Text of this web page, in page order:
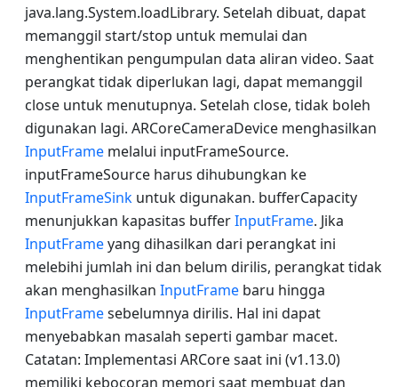
java.lang.System.loadLibrary. Setelah dibuat, dapat
memanggil start/stop untuk memulai dan
menghentikan pengumpulan data aliran video. Saat
perangkat tidak diperlukan lagi, dapat memanggil
close untuk menutupnya. Setelah close, tidak boleh
digunakan lagi. ARCoreCameraDevice menghasilkan
InputFrame melalui inputFrameSource.
inputFrameSource harus dihubungkan ke
InputFrameSink untuk digunakan. bufferCapacity
menunjukkan kapasitas bufferInputFrame. Jika
InputFrameyang dihasilkan dari perangkat ini
melebihi jumlah ini dan belum dirilis, perangkat tidak
akan menghasilkan InputFrame baru hingga
InputFramesebelumnya dirilis. Hal ini dapat
menyebabkan masalah seperti gambar macet.
Catatan: Implementasi ARCore saat ini (v1.13.0)
memiliki kebocoran memori saat membuat dan